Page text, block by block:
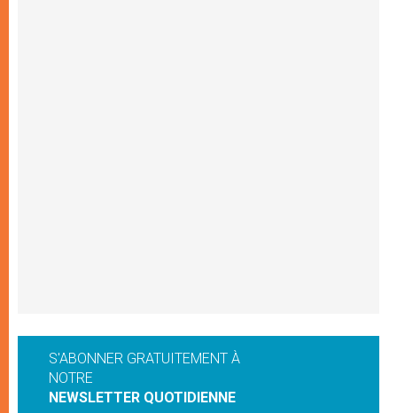
S'ABONNER GRATUITEMENT À
NOTRE
NEWSLETTER QUOTIDIENNE